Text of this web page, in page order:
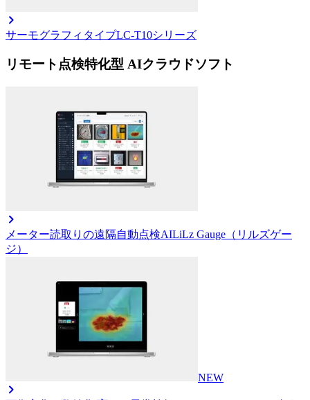
サーモグラフィタイプLC-T10シリーズ
リモート点検特化型 AIクラウドソフト
メーター読取りの遠隔自動点検AILiLz Gauge（リルズゲー
ジ）
NEW